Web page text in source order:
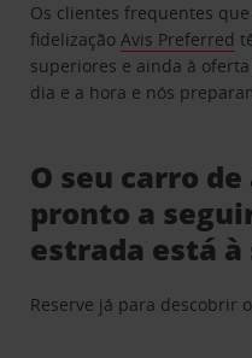
Os clientes frequentes
fidelizaçãoAvis Preferred
superiores e ainda à
dia e a hora e nós
O seu carro
pronto a
estrada está à
Reserve já para descobrir